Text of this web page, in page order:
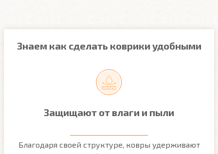
Знаем как сделать коврики удобными
Защищают от влаги и пыли
Благодаря своей структуре, ковры удерживают